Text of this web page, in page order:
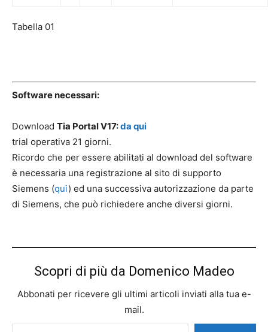
Tabella 01
Software necessari:
Download Tia Portal V17:da qui
trial operativa 21 giorni.
Ricordo che per essere abilitati al download del software
è necessaria una registrazione al sito di supporto
Siemens (qui) ed una successiva autorizzazione da parte
di Siemens, che può richiedere anche diversi giorni.
Scopri di più da Domenico Madeo
Abbonati per ricevere gli ultimi articoli inviati alla tua e-
mail.
Digita la tua e-mail...